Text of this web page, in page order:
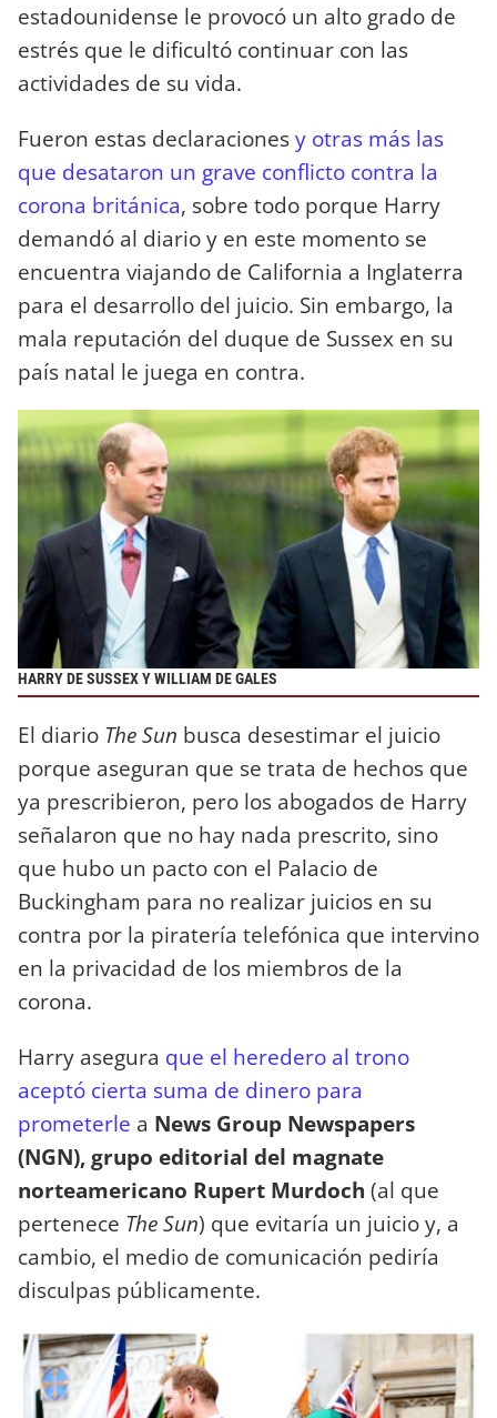
estadounidense le provocó un alto grado de
estrés que le dificultó continuar con las
actividades de su vida.
Fueron estas declaracionesy otras más las
que desataron un grave conflicto contra la
corona británica, sobre todo porque Harry
demandó al diario y en este momento se
encuentra viajando de California a Inglaterra
para el desarrollo del juicio. Sin embargo, la
mala reputación del duque de Sussex en su
país natal le juega en contra.
HARRY DE SUSSEX Y WILLIAM DE GALES
El diario The Sun busca desestimar el juicio
porque aseguran que se trata de hechos que
ya prescribieron, pero los abogados de Harry
señalaron que no hay nada prescrito, sino
que hubo un pacto con el Palacio de
Buckingham para no realizar juicios en su
contra por la piratería telefónica que intervino
en la privacidad de los miembros de la
corona.
Harry asegura que el heredero al trono
aceptó cierta suma de dinero para
prometerle a News Group Newspapers
(NGN), grupo editorial del magnate
norteamericano Rupert Murdoch (al que
pertenece The Sun) que evitaría un juicio y, a
cambio, el medio de comunicación pediría
disculpas públicamente.